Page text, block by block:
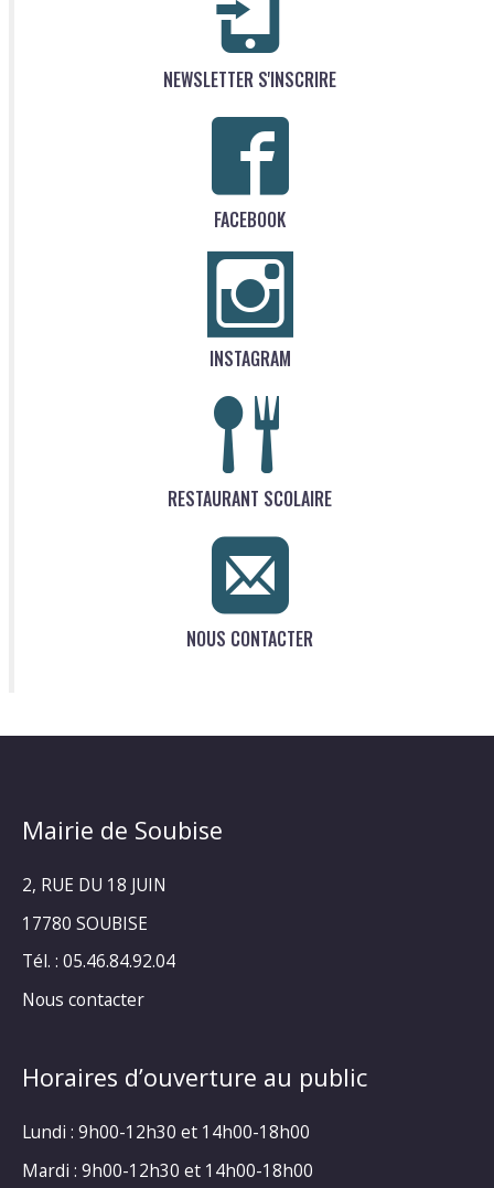
NEWSLETTER S'INSCRIRE
FACEBOOK
INSTAGRAM
RESTAURANT SCOLAIRE
NOUS CONTACTER
Mairie de Soubise
2, RUE DU 18 JUIN
17780 SOUBISE
Tél. : 05.46.84.92.04
Nous contacter
Horaires d’ouverture au public
Lundi : 9h00-12h30 et 14h00-18h00
Mardi : 9h00-12h30 et 14h00-18h00